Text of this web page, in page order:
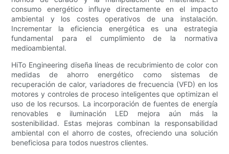
consumo energético influye directamente en el impacto
ambiental y los costes operativos de una instalación.
Incrementar la eficiencia energética es una estrategia
fundamental para el cumplimiento de la normativa
medioambiental.
HiTo Engineering diseña líneas de recubrimiento de color con
medidas de ahorro energético como sistemas de
recuperación de calor, variadores de frecuencia (VFD) en los
motores y controles de proceso inteligentes que optimizan el
uso de los recursos. La incorporación de fuentes de energía
renovables e iluminación LED mejora aún más la
sostenibilidad. Estas mejoras combinan la responsabilidad
ambiental con el ahorro de costes, ofreciendo una solución
beneficiosa para todos nuestros clientes.